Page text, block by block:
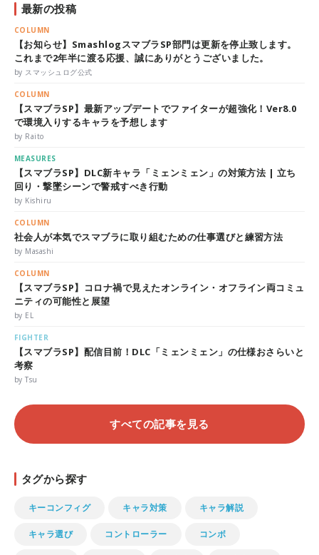
最新の投稿
COLUMN
【お知らせ】SmashlogスマブラSP部門は更新を停止致します。
これまで2年半に渡る応援、誠にありがとうございました。
by スマッシュログ公式
COLUMN
【スマブラSP】最新アップデートでファイターが超強化！Ver8.0
で環境入りするキャラを予想します
by Raito
MEASURES
【スマブラSP】DLC新キャラ「ミェンミェン」の対策方法 | 立ち
回り・撃墜シーンで警戒すべき行動
by Kishiru
COLUMN
社会人が本気でスマブラに取り組むための仕事選びと練習方法
by Masashi
COLUMN
【スマブラSP】コロナ禍で見えたオンライン・オフライン両コミュ
ニティの可能性と展望
by EL
FIGHTER
【スマブラSP】配信目前！DLC「ミェンミェン」の仕様おさらいと
考察
by Tsu
すべての記事を見る
タグから探す
キーコンフィグ キャラ対策 キャラ解説
キャラ選び コントローラー コンボ